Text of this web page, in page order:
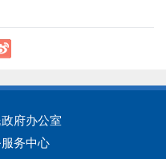
府办公室
务中心